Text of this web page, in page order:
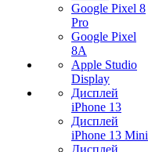
Google Pixel 8
Pro
Google Pixel
8A
Apple Studio
Display
Дисплей
iPhone 13
Дисплей
iPhone 13 Mini
Дисплей